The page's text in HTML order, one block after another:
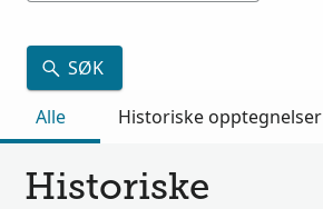
SØK
Alle
Historiske opptegnelser
Historiske